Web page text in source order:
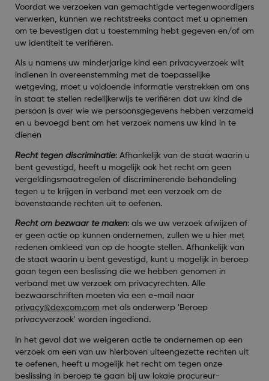
Voordat we verzoeken van gemachtigde vertegenwoordigers
verwerken, kunnen we rechtstreeks contact met u opnemen
om te bevestigen dat u toestemming hebt gegeven en/of om
uw identiteit te verifiëren.
Als u namens uw minderjarige kind een privacyverzoek wilt
indienen in overeenstemming met de toepasselijke
wetgeving, moet u voldoende informatie verstrekken om ons
in staat te stellen redelijkerwijs te verifiëren dat uw kind de
persoon is over wie we persoonsgegevens hebben verzameld
en u bevoegd bent om het verzoek namens uw kind in te
dienen
Recht tegen discriminatie: Afhankelijk van de staat waarin u
bent gevestigd, heeft u mogelijk ook het recht om geen
vergeldingsmaatregelen of discriminerende behandeling
tegen u te krijgen in verband met een verzoek om de
bovenstaande rechten uit te oefenen.
Recht om bezwaar te maken: als we uw verzoek afwijzen of
er geen actie op kunnen ondernemen, zullen we u hier met
redenen omkleed van op de hoogte stellen. Afhankelijk van
de staat waarin u bent gevestigd, kunt u mogelijk in beroep
gaan tegen een beslissing die we hebben genomen in
verband met uw verzoek om privacyrechten. Alle
bezwaarschriften moeten via een e-mail naar
privacy@dexcom.com met als onderwerp 'Beroep
privacyverzoek' worden ingediend.
In het geval dat we weigeren actie te ondernemen op een
verzoek om een van uw hierboven uiteengezette rechten uit
te oefenen, heeft u mogelijk het recht om tegen onze
beslissing in beroep te gaan bij uw lokale procureur-